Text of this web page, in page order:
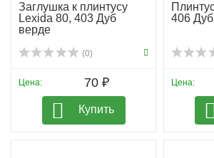
Заглушка к плинтусу
Lexida 80, 403 Дуб
верде
(0)
Цена: 70 ₽
Купить
406
Цена: